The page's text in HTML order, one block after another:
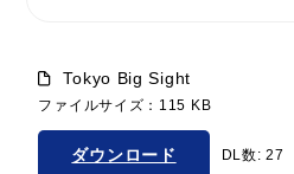
Tokyo Big Sight
ファイルサイズ：115 KB
ダウンロード DL数: 27